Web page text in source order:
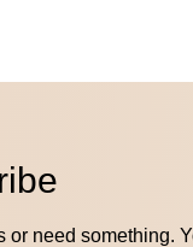
or need something.